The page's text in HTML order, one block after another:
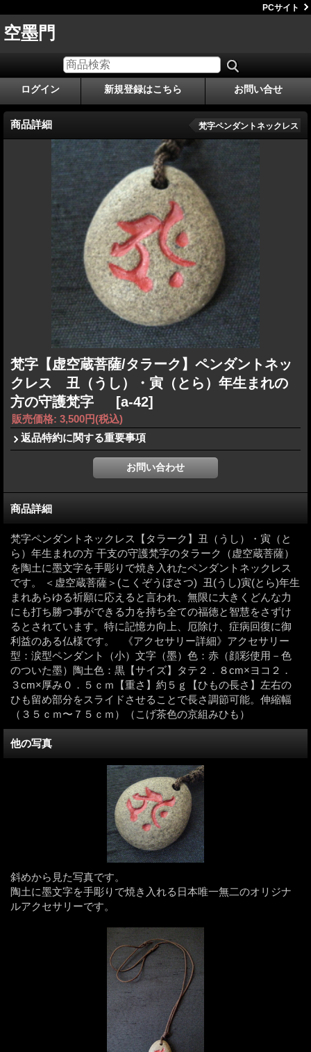
PCサイト
空墨門
ログイン 新規登録はこちら お問い合せ
商品詳細 梵字ペンダントネックレス
梵字【虚空蔵菩薩/タラーク】ペンダントネッ
クレス 丑（うし）・寅（とら）年生まれの
方の守護梵字 [a-42]
販売価格: 3,500円(税込)
返品特約に関する重要事項
商品詳細
梵字ペンダントネックレス【タラーク】丑（うし）・寅（と
ら）年生まれの方 干支の守護梵字のタラーク（虚空蔵菩薩）
を陶土に墨文字を手彫りで焼き入れたペンダントネックレス
です。 ＜虚空蔵菩薩＞(こくぞうぼさつ) 丑(うし)寅(とら)年生
まれあらゆる祈願に応えると言われ、無限に大きくどんな力
にも打ち勝つ事ができる力を持ち全ての福徳と智慧をさずけ
るとされています。特に記憶カ向上、厄除け、症病回復に御
利益のある仏様です。 《アクセサリー詳細》アクセサリー
型：涙型ペンダント（小）文字（墨）色：赤（顔彩使用－色
のついた墨）陶土色：黒【サイズ】タテ２．８cm×ヨコ２．
３cm×厚み０．５ｃｍ【重さ】約５ｇ【ひもの長さ】左右の
ひも留め部分をスライドさせることで長さ調節可能。伸縮幅
（３５ｃｍ〜７５ｃｍ）（こげ茶色の京組みひも）
他の写真
斜めから見た写真です。
陶土に墨文字を手彫りで焼き入れる日本唯一無二のオリジナ
ルアクセサリーです。